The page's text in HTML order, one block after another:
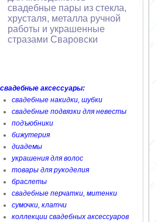
свадебные пары из стекла,
хрусталя, металла ручной
работы и украшенные
стразами Сваровски
свадебные аксессуары:
свадебные накидки, шубки
свадебные подвязки для невесты
подъюбники
бижутерия
диадемы
украшения для волос
товары для рукоделия
браслеты
свадебные перчатки, митенки
сумочки, клатчи
коллекции свадебных аксессуаров